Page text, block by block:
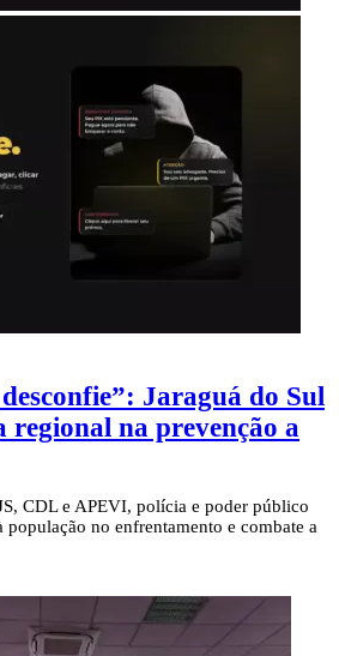
Jaraguá do Sul
regional na prevenção a
CDL e APEVI, polícia e poder público
população no enfrentamento e combate a